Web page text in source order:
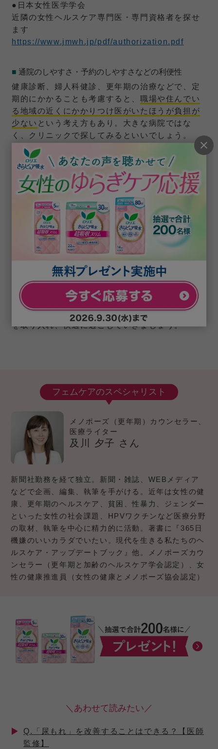
●日本女性医学学会
近隣の女性ヘルスケア専門医・専門資格者を探せ
ます
https://www.jmwh.jp/pdf/authorization.pdf
■ 通院のしやすさ・予約のしやすさなどの利便性
健康診断、婦人科健診、更年期の治療などで、定
期的にかかることも考慮すると、 職場や住んでい
る地域の近くにかかりつけ医がいたほうが負担が
少ない という考え方もあり。大きな病院ではな
く、クリニックで探してみるといいでしょう。
お住いの地域によっては、婦人科が近隣にない場
合や、内科の持病などを抱えていらして内科医が
かかりつけ医という場合もあると思います。その
場合、婦人科でなくても、更年期診療に力を入れ
ている内科の医師に相談することもできますの
で、検討してみてくださいね。
現代女性は閉経してからの人生がとても長いの
で、更年期は、自分の体と向き合い、これからの
人生を考えるのにちょうどいい時期です。
れ、イライラ、疲れやすさなど、更年期に起こる
症状は我慢しなくていいものです。つらかったら
かかりつけ医に相談し、自分に合った治療やケア
を取り入れ、快適に過ごしていきましょう。
フェムケアのスペシャリスト
メノポーズ（更年期）カウンセラー、
医療ライター
及川 夕子 さん
新聞社勤務を経て独立。新聞・雑誌、WEBメディア
などで企画、編集、執筆を手がける。近年は女性の健
康、更年期のヘルスケア、貧困、性暴力、ジェンダー
といった女性の社会課題、HPVワクチンなど医療分野
の取材、執筆を中心に精力的に活動。著書に『365日
機嫌のいいカラダでいたい。現代を生きる私たちのヘ
ルスケア・アップデートブック』他。メノポーズカウ
ンセラー（更年期と加齢のヘルスケア学会認定）、女
性の健康推進員（女性の健康とメノポーズ協会認定）
＼あわせて読みたい／
Q.「尿もれ」を改善することはできる？【医師
監修】